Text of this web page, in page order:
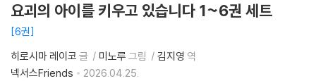
요괴의 아이를 키우고 있습니다 1~6권 세트
6권
히로시마 레이코 글 미노루 그림 김지영 역
넥서스Friends
2026.04.25.